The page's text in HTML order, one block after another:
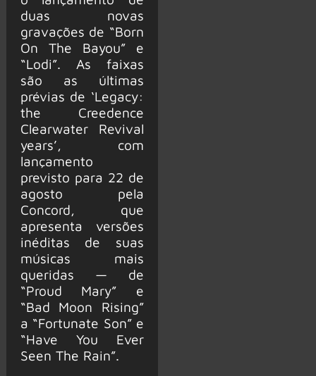
duas novas
gravações de “Born
On The Bayou” e
“Lodi”. As faixas
são as últimas
prévias de ‘Legacy:
the Creedence
Clearwater Revival
years’, com
lançamento
previsto para 22 de
agosto pela
Concord, que
apresenta versões
inéditas de suas
músicas mais
queridas — de
“Proud Mary” e
“Bad Moon Rising”
a “Fortunate Son” e
“Have You Ever
Seen The Rain”.